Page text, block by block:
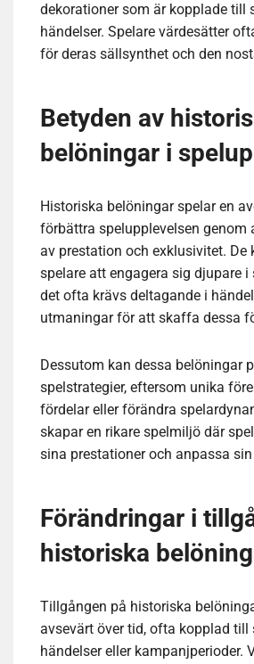
dekorationer som är kopplade till
händelser. Spelare värdesätter
för deras sällsynthet och den
Betyden av
belöningar i
Historiska belöningar spelar en
förbättra spelupplevelsen genom
av prestation och exklusivitet. De
spelare att engagera sig djupare i
det ofta krävs deltagande i
utmaningar för att skaffa dessa
Dessutom kan dessa belöningar
spelstrategier, eftersom unika
fördelar eller förändra
skapar en rikare spelmiljö där
sina prestationer och anpassa
Förändringar i
historiska
Tillgången på historiska
avsevärt över tid, ofta kopplad till
händelser eller kampanjperioder.